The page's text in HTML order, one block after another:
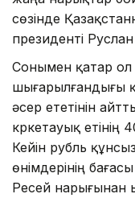
сөзінде
президенті
Сонымен қатар ол
шығарылғандығы
әсер ететінін
күркетауық
Кейін рубль
өнімдерінің
Ресей нарығынан